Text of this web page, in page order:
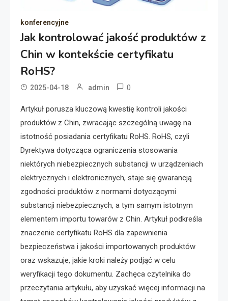
konferencyjne
Jak kontrolować jakość produktów z
Chin w kontekście certyfikatu
RoHS?
2025-04-18 admin 0
Artykuł porusza kluczową kwestię kontroli jakości
produktów z Chin, zwracając szczególną uwagę na
istotność posiadania certyfikatu RoHS. RoHS, czyli
Dyrektywa dotycząca ograniczenia stosowania
niektórych niebezpiecznych substancji w urządzeniach
elektrycznych i elektronicznych, staje się gwarancją
zgodności produktów z normami dotyczącymi
substancji niebezpiecznych, a tym samym istotnym
elementem importu towarów z Chin. Artykuł podkreśla
znaczenie certyfikatu RoHS dla zapewnienia
bezpieczeństwa i jakości importowanych produktów
oraz wskazuje, jakie kroki należy podjąć w celu
weryfikacji tego dokumentu. Zachęca czytelnika do
przeczytania artykułu, aby uzyskać więcej informacji na